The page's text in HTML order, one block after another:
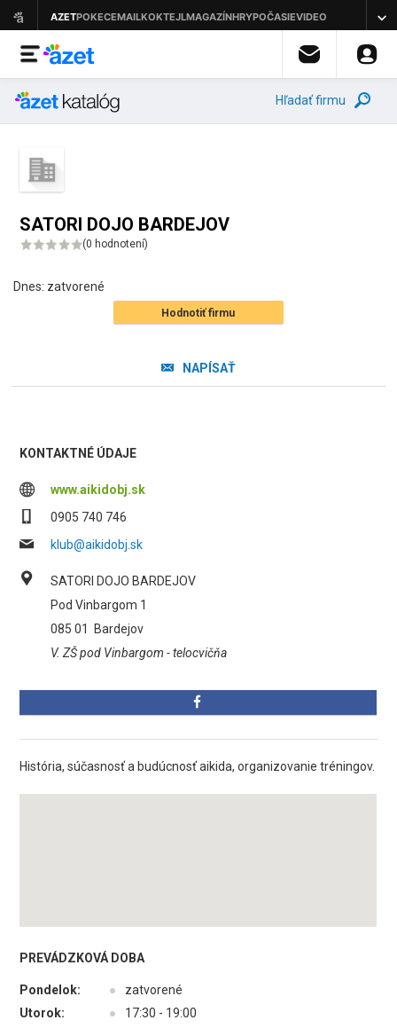
Hľadať firmu
SATORI DOJO BARDEJOV
(0 hodnotení)
Dnes: zatvorené
Hodnotiť firmu
NAPÍSAŤ
KONTAKTNÉ ÚDAJE
www.aikidobj.sk
0905 740 746
klub@aikidobj.sk
SATORI DOJO BARDEJOV
Pod Vinbargom 1
085 01
Bardejov
V. ZŠ pod Vinbargom - telocvičňa
História, súčasnosť a budúcnosť aikida, organizovanie tréningov.
PREVÁDZKOVÁ DOBA
Pondelok: ●
zatvorené
Utorok:
●
17:30 - 19:00